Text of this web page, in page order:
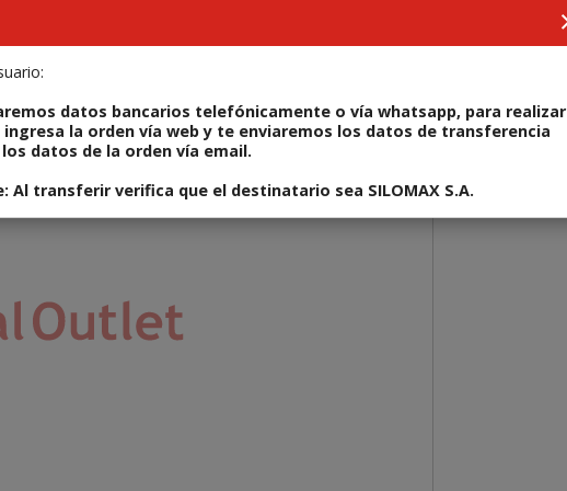
datos bancarios telefónicamente o vía whatsapp, para realizar
la orden vía web y te enviaremos los datos de transferencia
datos de la orden vía email.
Al transferir verifica que el destinatario sea SILOMAX S.A.
VGAOUTBOARD
Agotado